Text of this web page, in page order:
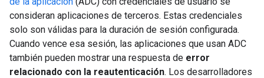
consideran aplicaciones de terceros. Estas credenciales
solo son válidas para la duración de sesión configurada.
Cuando vence esa sesión, las aplicaciones que usan ADC
también pueden mostrar una respuesta de error
relacionado con la reautenticación. Los desarrolladores